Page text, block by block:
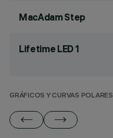
MacAdam Step
Lifetime LED 1
GRÁFICOS Y CURVAS POLARES